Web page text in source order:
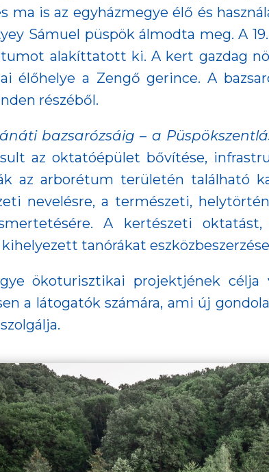
ma is az egyházmegye élő és
Sámuel püspök álmodta meg. A
alakíttatott ki. A kert gazdag
élőhelye a Zengő gerince. A
részéből.
bazsarózsáig – a
az oktatóépület bővítése,
az arborétum területén található
nevelésre, a természeti,
A kertészeti
kihelyezett tanórákat
ökoturisztikai projektjének
a látogatók számára, ami új